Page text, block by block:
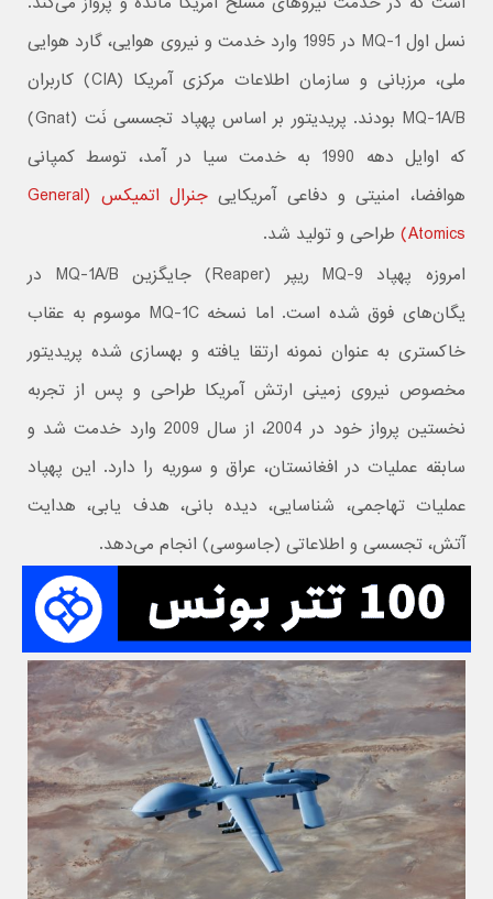
نسل اول MQ-1 در 1995 وارد خدمت و نیروی هوایی، گارد هوایی
ملی، مرزبانی و سازمان اطلاعات مرکزی آمریکا (CIA) کاربران
MQ-1A/B بودند. پریدیتور بر اساس پهپاد تجسسی نَت (Gnat)
که اوایل دهه 1990 به خدمت سیا در آمد، توسط کمپانی
هوافضا، امنیتی و دفاعی آمریکایی
جنرال اتمیکس (General
Atomics) طراحی و تولید شد.
امروزه پهپاد MQ-9 ریپر (Reaper) جایگزین MQ-1A/B در
یگان‌های فوق شده است. اما نسخه MQ-1C موسوم به عقاب
خاکستری به عنوان نمونه ارتقا یافته و بهسازی شده پریدیتور
مخصوص نیروی زمینی ارتش آمریکا طراحی و پس از تجربه
نخستین پرواز خود در 2004، از سال 2009 وارد خدمت شد و
سابقه عملیات در افغانستان، عراق و سوریه را دارد. این پهپاد
عملیات‌ تهاجمی، شناسایی، دیده‌ بانی، هدف‌ یابی، هدایت
آتش، تجسسی و اطلاعاتی (جاسوسی) انجام می‌دهد.